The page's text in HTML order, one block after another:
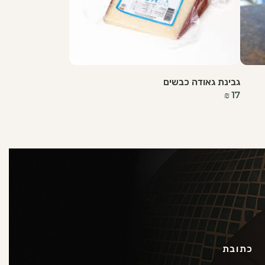
גבינת גאודה כבשים
₪17
כתובת